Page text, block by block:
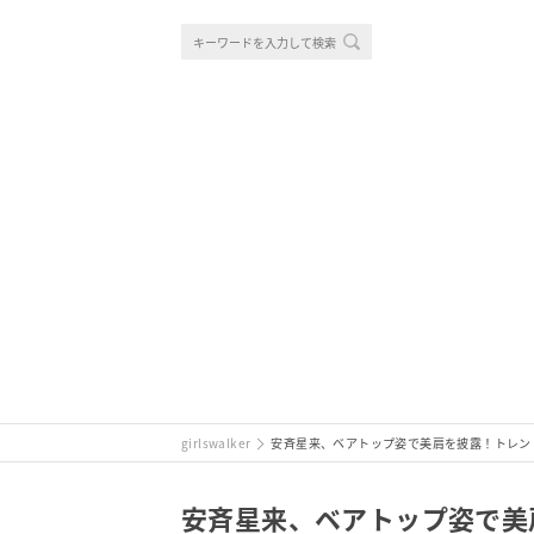
girlswalker 安斉星来、ベアトップ姿で美肩を披露！トレ
安斉星来、ベアトップ姿で